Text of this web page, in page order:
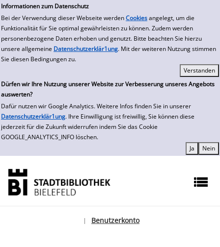
Informationen zum Datenschutz
Bei der Verwendung dieser Webseite werden Cookies angelegt, um die
Funktionalität für Sie optimal gewährleisten zu können. Zudem werden
personenbezogene Daten erhoben und genutzt. Bitte beachten Sie hierzu
unsere allgemeine Datenschutzerklär1ung. Mit der weiteren Nutzung stimmen
Sie diesen Bedingungen zu.
Dürfen wir Ihre Nutzung unserer Website zur Verbesserung unseres Angebots
auswerten?
Dafür nutzen wir Google Analytics. Weitere Infos finden Sie in unserer
Datenschutzerklär1ung. Ihre Einwilligung ist freiwillig, Sie können diese
jederzeit für die Zukunft widerrufen indem Sie das Cookie
GOOGLE_ANALYTICS_INFO löschen.
zur Navigation springen
zum Inhalt springen
Zur Detailanzeige springen
Benutzerkonto